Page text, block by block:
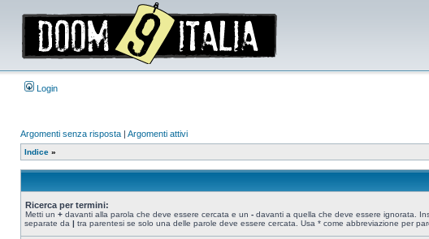
Login
Argomenti senza risposta | Argomenti attivi
Indice »
Ricerca per termini:
Metti un + davanti alla parola che deve essere cercata e un - davanti a quella che deve essere ignorata.
separate da | tra parentesi se solo una delle parole deve essere cercata. Usa * come abbreviazione per